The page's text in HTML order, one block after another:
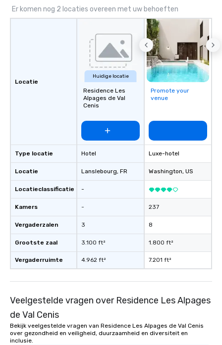
Er komen nog 2 locaties overeen met uw behoeften
Locatie
Type locatie
Locatie
Locatieclassificatie
Kamers
Vergaderzalen
Grootste zaal
Vergaderruimte
Huidige locatie
Residence Les
Alpages de Val
Cenis
Hotel
Lanslebourg, FR
-
-
3
3.100 ft²
4.962 ft²
Promote your
venue
Luxe-hotel
Washington, US
237
8
1.800 ft²
7.201 ft²
Veelgestelde vragen over Residence Les Alpages
de Val Cenis
Bekijk veelgestelde vragen van Residence Les Alpages de Val Cenis
over gezondheid en veiligheid, duurzaamheid en diversiteit en
inclusie.